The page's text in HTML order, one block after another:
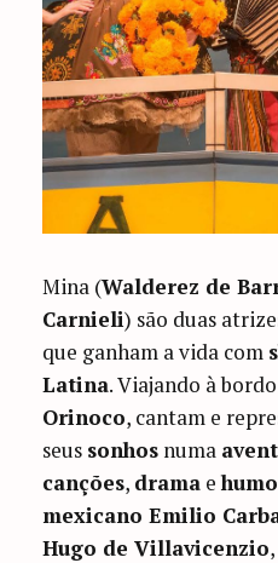
Mina (Walderez de
Carnieli) são duas
que ganham a vida com
Latina. Viajando à
Orinoco, cantam e
seus sonhos numa
canções, drama e
mexicano Emilio
Hugo de Villavicenzio